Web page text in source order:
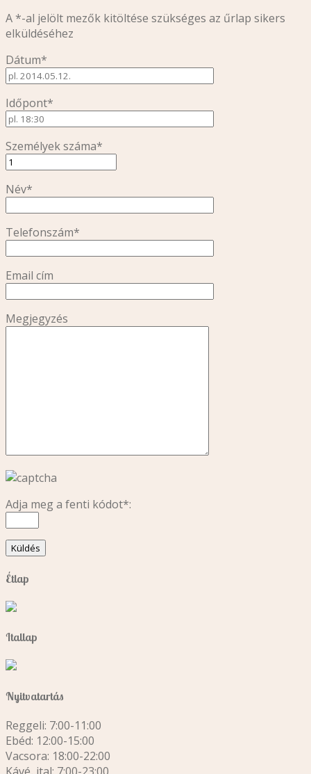
A *-al jelölt mezők kitöltése szükséges az űrlap sikers
elküldéséhez
Dátum*
Időpont*
Személyek száma*
Név*
Telefonszám*
Email cím
Megjegyzés
Adja meg a fenti kódot*:
Étlap
Itallap
Nyitvatartás
Reggeli: 7:00-11:00
Ebéd: 12:00-15:00
Vacsora: 18:00-22:00